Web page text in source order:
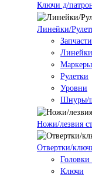
Ключи д/
Линейки/
Рулетки
Уровни
Шнуры/
Ножи/лезвия
Отвертки/
Головки
Ключи